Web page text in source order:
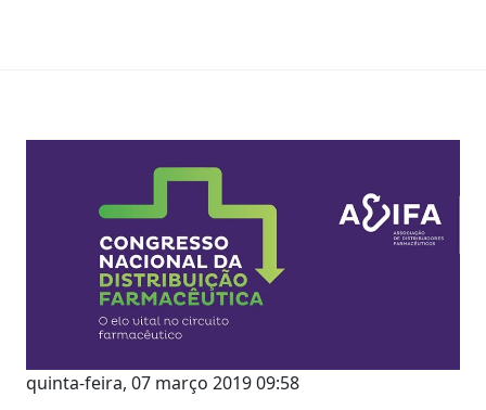
quinta-feira, 07 março 2019 09:58